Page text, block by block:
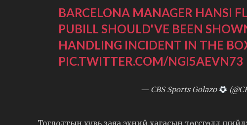
BARCELONA MANAGER HANSI
PUBILL SHOULD'VE BEEN
HANDLING INCIDENT IN THE
PIC.TWITTER.COM/NGI5AEVN73
— CBS Sports Golazo